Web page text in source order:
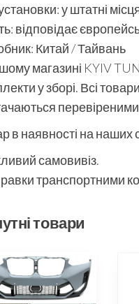
у штатні
відповідає
Китай / Тайвань
магазині KYIV
у зборі. Всі
в наявності на наших
самовивіз.
транспортними
товари